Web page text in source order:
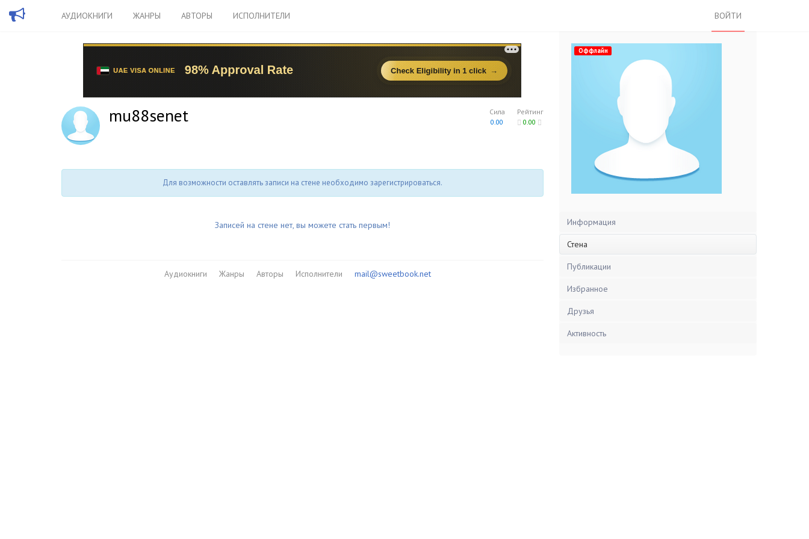
АУДИОКНИГИ ЖАНРЫ АВТОРЫ ИСПОЛНИТЕЛИ ВОЙТИ
Рейтинг
0.00
Сила
0.00
mu88senet
Для возможности оставлять записи на стене необходимо зарегистрироваться.
Записей на стене нет, вы можете стать первым!
Аудиокниги Жанры Авторы Исполнители mail@sweetbook.net
Оффлайн
Информация
Стена
Публикации
Избранное
Друзья
Активность